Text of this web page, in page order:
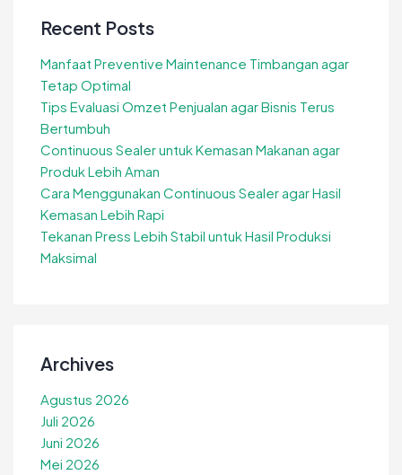
Recent Posts
Manfaat Preventive Maintenance Timbangan agar
Tetap Optimal
Tips Evaluasi Omzet Penjualan agar Bisnis Terus
Bertumbuh
Continuous Sealer untuk Kemasan Makanan agar
Produk Lebih Aman
Cara Menggunakan Continuous Sealer agar Hasil
Kemasan Lebih Rapi
Tekanan Press Lebih Stabil untuk Hasil Produksi
Maksimal
Archives
Agustus 2026
Juli 2026
Juni 2026
Mei 2026